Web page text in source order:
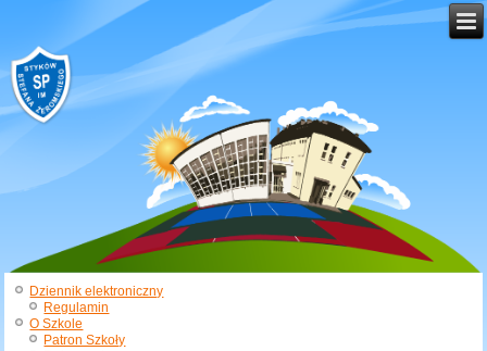
Dziennik elektroniczny
Regulamin
O Szkole
Patron Szkoły